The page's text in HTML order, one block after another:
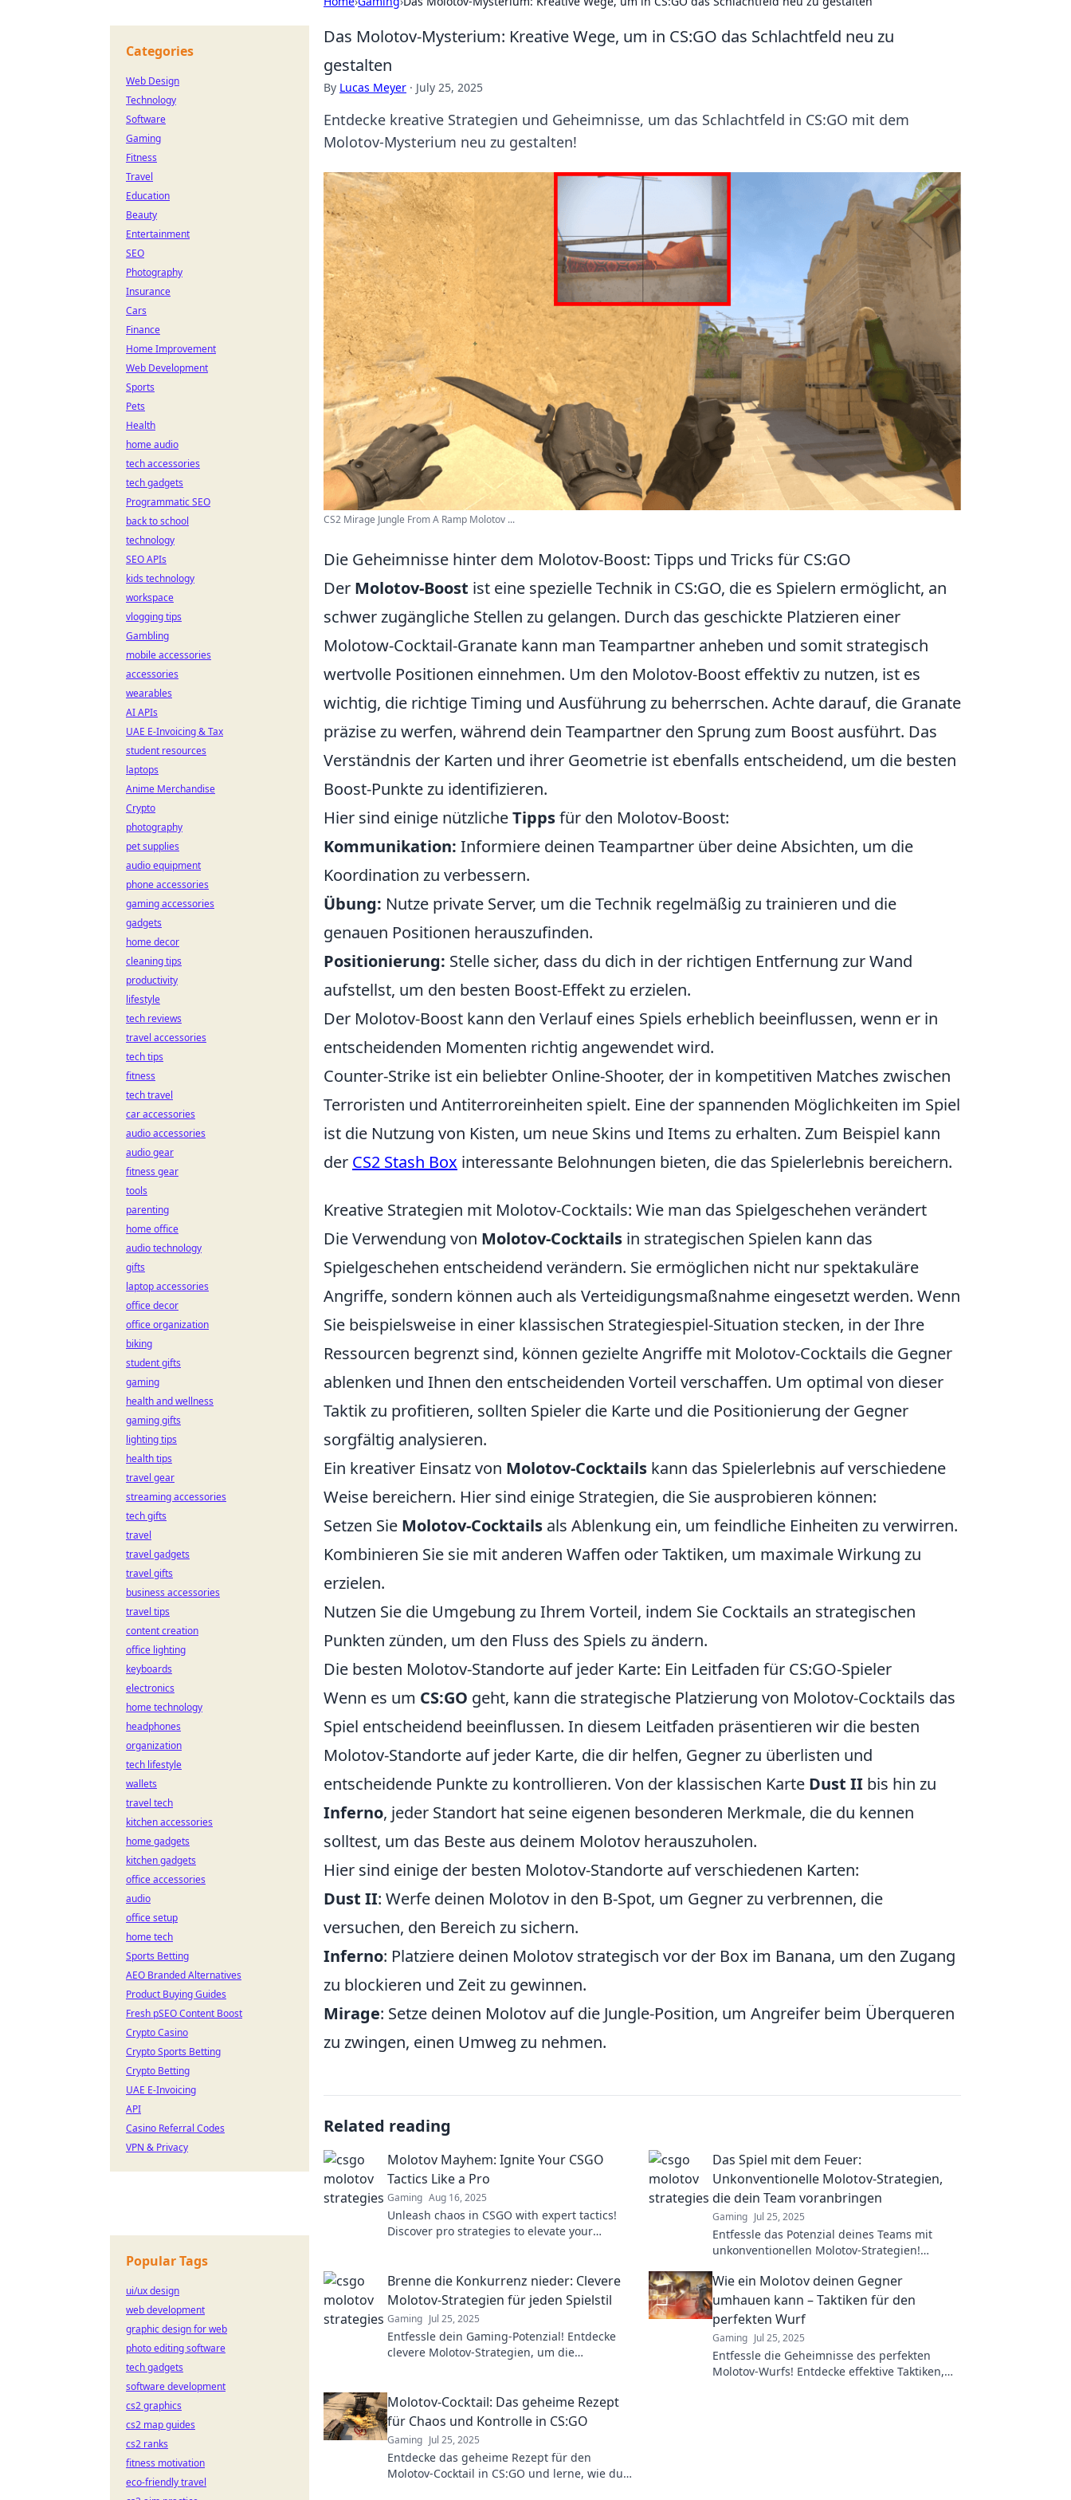
Das Molotov-Mysterium: Kreative Wege, um in CS:GO das Schlachtfeld neu zu
gestalten
By Lucas Meyer · July 25, 2025
Entdecke kreative Strategien und Geheimnisse, um das Schlachtfeld in CS:GO mit dem
Molotov-Mysterium neu zu gestalten!
CS2 Mirage Jungle From A Ramp Molotov ...
Die Geheimnisse hinter dem Molotov-Boost: Tipps und Tricks für CS:GO
Der Molotov-Boost ist eine spezielle Technik in CS:GO, die es Spielern ermöglicht, an
schwer zugängliche Stellen zu gelangen. Durch das geschickte Platzieren einer
Molotow-Cocktail-Granate kann man Teampartner anheben und somit strategisch
wertvolle Positionen einnehmen. Um den Molotov-Boost effektiv zu nutzen, ist es
wichtig, die richtige Timing und Ausführung zu beherrschen. Achte darauf, die Granate
präzise zu werfen, während dein Teampartner den Sprung zum Boost ausführt. Das
Verständnis der Karten und ihrer Geometrie ist ebenfalls entscheidend, um die besten
Boost-Punkte zu identifizieren.
Hier sind einige nützlicheTippsfür den Molotov-Boost:
Kommunikation: Informiere deinen Teampartner über deine Absichten, um die
Koordination zu verbessern.
Übung: Nutze private Server, um die Technik regelmäßig zu trainieren und die
genauen Positionen herauszufinden.
Positionierung: Stelle sicher, dass du dich in der richtigen Entfernung zur Wand
aufstellst, um den besten Boost-Effekt zu erzielen.
Der Molotov-Boost kann den Verlauf eines Spiels erheblich beeinflussen, wenn er in
entscheidenden Momenten richtig angewendet wird.
Counter-Strike ist ein beliebter Online-Shooter, der in kompetitiven Matches zwischen
Terroristen und Antiterroreinheiten spielt. Eine der spannenden Möglichkeiten im Spiel
ist die Nutzung von Kisten, um neue Skins und Items zu erhalten. Zum Beispiel kann
der CS2 Stash Box interessante Belohnungen bieten, die das Spielerlebnis bereichern.
Kreative Strategien mit Molotov-Cocktails: Wie man das Spielgeschehen verändert
Die Verwendung von Molotov-Cocktails in strategischen Spielen kann das
Spielgeschehen entscheidend verändern. Sie ermöglichen nicht nur spektakuläre
Angriffe, sondern können auch als Verteidigungsmaßnahme eingesetzt werden. Wenn
Sie beispielsweise in einer klassischen Strategiespiel-Situation stecken, in der Ihre
Ressourcen begrenzt sind, können gezielte Angriffe mit Molotov-Cocktails die Gegner
ablenken und Ihnen den entscheidenden Vorteil verschaffen. Um optimal von dieser
Taktik zu profitieren, sollten Spieler die Karte und die Positionierung der Gegner
sorgfältig analysieren.
Ein kreativer Einsatz von Molotov-Cocktails kann das Spielerlebnis auf verschiedene
Weise bereichern. Hier sind einige Strategien, die Sie ausprobieren können:
Setzen Sie Molotov-Cocktails als Ablenkung ein, um feindliche Einheiten zu verwirren.
Kombinieren Sie sie mit anderen Waffen oder Taktiken, um maximale Wirkung zu
erzielen.
Nutzen Sie die Umgebung zu Ihrem Vorteil, indem Sie Cocktails an strategischen
Punkten zünden, um den Fluss des Spiels zu ändern.
Die besten Molotov-Standorte auf jeder Karte: Ein Leitfaden für CS:GO-Spieler
Wenn es um CS:GO geht, kann die strategische Platzierung von Molotov-Cocktails das
Spiel entscheidend beeinflussen. In diesem Leitfaden präsentieren wir die besten
Molotov-Standorte auf jeder Karte, die dir helfen, Gegner zu überlisten und
entscheidende Punkte zu kontrollieren. Von der klassischen Karte Dust II bis hin zu
Inferno, jeder Standort hat seine eigenen besonderen Merkmale, die du kennen
solltest, um das Beste aus deinem Molotov herauszuholen.
Hier sind einige der besten Molotov-Standorte auf verschiedenen Karten:
Dust II: Werfe deinen Molotov in den B-Spot, um Gegner zu verbrennen, die
versuchen, den Bereich zu sichern.
Inferno: Platziere deinen Molotov strategisch vor der Box im Banana, um den Zugang
zu blockieren und Zeit zu gewinnen.
Mirage: Setze deinen Molotov auf die Jungle-Position, um Angreifer beim Überqueren
zu zwingen, einen Umweg zu nehmen.
Related reading
Molotov Mayhem: Ignite Your CSGO
Tactics Like a Pro
Gaming Aug 16, 2025
Unleash chaos in CSGO with expert tactics!
Discover pro strategies to elevate your
Das Spiel mit dem Feuer:
Unkonventionelle Molotov-Strategien,
die dein Team voranbringen
Gaming Jul 25, 2025
Entfessle das Potenzial deines Teams mit
unkonventionellen Molotov-Strategien!
bahnbrechenden Erfolg!
Brenne die Konkurrenz nieder: Clevere
Molotov-Strategien für jeden Spielstil
Gaming Jul 25, 2025
Entfessle dein Gaming-Potenzial! Entdecke
clevere Molotov-Strategien, um die
Wie ein Molotov deinen Gegner
umhauen kann – Taktiken für den
perfekten Wurf
Gaming Jul 25, 2025
Entfessle die Geheimnisse des perfekten
Molotov-Wurfs! Entdecke effektive Taktiken,
Molotov-Cocktail: Das geheime Rezept
für Chaos und Kontrolle in CS:GO
Gaming Jul 25, 2025
Entdecke das geheime Rezept für den
Molotov-Cocktail in CS:GO und lerne, wie du
Categories
Web Design
Technology
Software
Gaming
Fitness
Travel
Education
Beauty
Entertainment
SEO
Photography
Insurance
Cars
Finance
Home Improvement
Web Development
Sports
Pets
Health
home audio
tech accessories
tech gadgets
Programmatic SEO
back to school
technology
SEO APIs
kids technology
workspace
vlogging tips
Gambling
mobile accessories
accessories
wearables
AI APIs
UAE E-Invoicing & Tax
student resources
laptops
Anime Merchandise
Crypto
photography
pet supplies
audio equipment
phone accessories
gaming accessories
gadgets
home decor
cleaning tips
productivity
lifestyle
tech reviews
travel accessories
tech tips
fitness
tech travel
car accessories
audio accessories
audio gear
fitness gear
tools
parenting
home office
audio technology
gifts
laptop accessories
office decor
office organization
biking
student gifts
gaming
health and wellness
gaming gifts
lighting tips
health tips
travel gear
streaming accessories
tech gifts
travel
travel gadgets
travel gifts
business accessories
travel tips
content creation
office lighting
keyboards
electronics
home technology
headphones
organization
tech lifestyle
wallets
travel tech
kitchen accessories
home gadgets
kitchen gadgets
office accessories
audio
office setup
home tech
Sports Betting
AEO Branded Alternatives
Product Buying Guides
Fresh pSEO Content Boost
Crypto Casino
Crypto Sports Betting
Crypto Betting
UAE E-Invoicing
API
Casino Referral Codes
VPN & Privacy
Popular Tags
ui/ux design
web development
graphic design for web
photo editing software
tech gadgets
software development
cs2 graphics
cs2 map guides
cs2 ranks
fitness motivation
eco-friendly travel